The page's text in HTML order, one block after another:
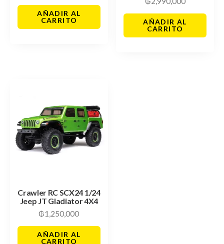
AÑADIR AL
CARRITO
AÑADIR AL
CARRITO
Crawler RC SCX24 1/24
Jeep JT Gladiator 4X4
₲1,250,000
AÑADIR AL
CARRITO